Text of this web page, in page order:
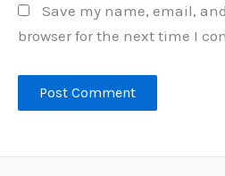
Save my name, email,
browser for the next time I